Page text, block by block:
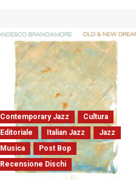
Oltre
la
terza
corrente:
la
sintesi
strutturale
tra
jazz
e
avanguardia
colta
Contemporary Jazz
Cultura
Editoriale
Italian Jazz
Jazz
Musica
Post Bop
Recensione Dischi